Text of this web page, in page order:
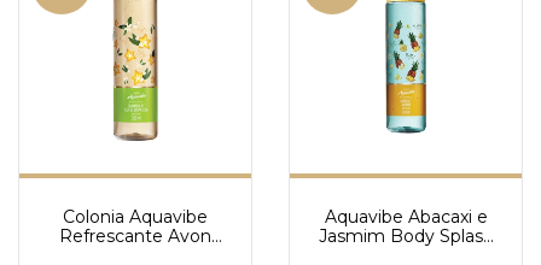
Colonia Aquavibe
Refrescante Avon
Aquavibe Abacaxi e
Jasmim Body Splash